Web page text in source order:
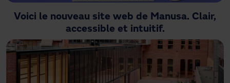
Voici le nouveau site web de Manusa. Clair,
accessible et intuitif.